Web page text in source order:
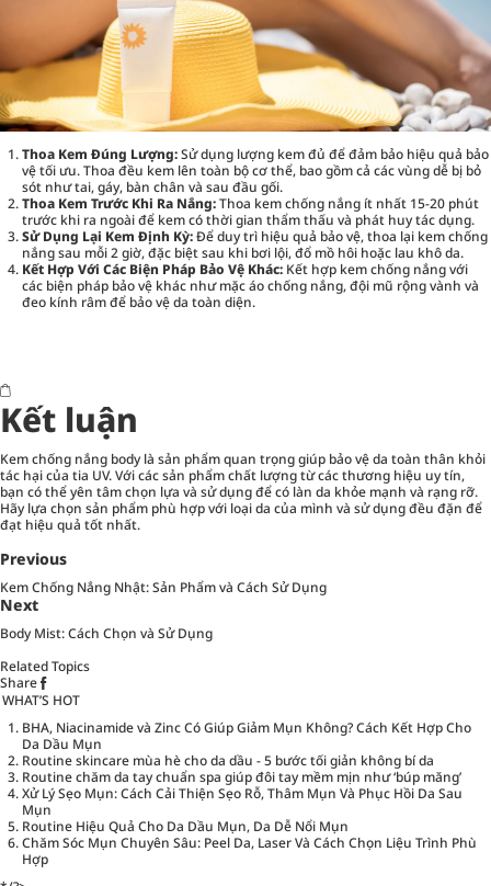
Thoa Kem Đúng Lượng:Sử dụng lượng kem đủ để đảm bảo hiệu quả bảo
vệ tối ưu. Thoa đều kem lên toàn bộ cơ thể, bao gồm cả các vùng dễ bị bỏ
sót như tai, gáy, bàn chân và sau đầu gối.
Thoa Kem Trước Khi Ra Nắng:Thoa kem chống nắng ít nhất 15-20 phút
trước khi ra ngoài để kem có thời gian thẩm thấu và phát huy tác dụng.
Sử Dụng Lại Kem Định Kỳ:Để duy trì hiệu quả bảo vệ, thoa lại kem chống
nắng sau mỗi 2 giờ, đặc biệt sau khi bơi lội, đổ mồ hôi hoặc lau khô da.
Kết Hợp Với Các Biện Pháp Bảo Vệ Khác: Kết hợp kem chống nắng với
các biện pháp bảo vệ khác như mặc áo chống nắng, đội mũ rộng vành và
đeo kính râm để bảo vệ da toàn diện.
Kết luận
Kem chống nắng body là sản phẩm quan trọng giúp bảo vệ da toàn thân khỏi
tác hại của tia UV. Với các sản phẩm chất lượng từ các thương hiệu uy tín,
bạn có thể yên tâm chọn lựa và sử dụng để có làn da khỏe mạnh và rạng rỡ.
Hãy lựa chọn sản phẩm phù hợp với loại da của mình và sử dụng đều đặn để
đạt hiệu quả tốt nhất.
Previous
Kem Chống Nắng Nhật: Sản Phẩm và Cách Sử Dụng
Next
Body Mist: Cách Chọn và Sử Dụng
Related Topics
Share
WHAT’S HOT
BHA, Niacinamide và Zinc Có Giúp Giảm Mụn Không? Cách Kết Hợp Cho
Da Dầu Mụn
Routine skincare mùa hè cho da dầu - 5 bước tối giản không bí da
Routine chăm da tay chuẩn spa giúp đôi tay mềm mịn như ‘búp măng’
Xử Lý Sẹo Mụn: Cách Cải Thiện Sẹo Rỗ, Thâm Mụn Và Phục Hồi Da Sau
Mụn
Routine Hiệu Quả Cho Da Dầu Mụn, Da Dễ Nổi Mụn
Chăm Sóc Mụn Chuyên Sâu: Peel Da, Laser Và Cách Chọn Liệu Trình Phù
Hợp